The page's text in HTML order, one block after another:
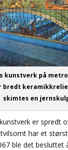
kunstverk på
bredt
skimtes en
er spredt
har et
ble det besluttet